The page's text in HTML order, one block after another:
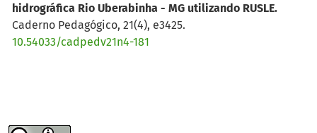
hidrográfica Rio Uberabinha - MG utilizando RUSLE.
Caderno Pedagógico, 21(4), e3425.
10.54033/cadpedv21n4-181